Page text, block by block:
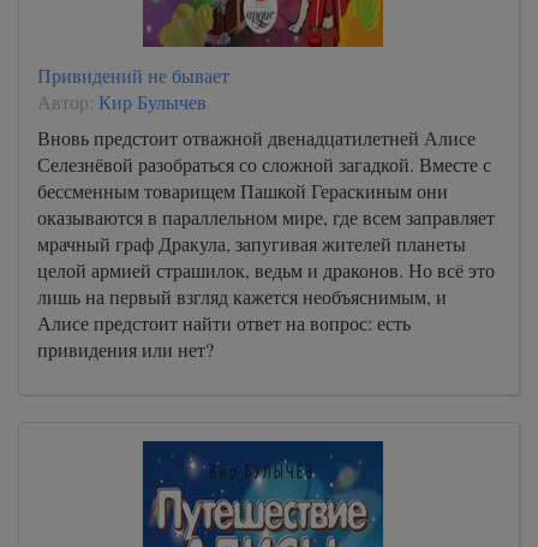
Привидений не бывает
Автор: Кир Булычев
Вновь предстоит отважной двенадцатилетней Алисе
Селезнёвой разобраться со сложной загадкой. Вместе с
бессменным товарищем Пашкой Гераскиным они
оказываются в параллельном мире, где всем заправляет
мрачный граф Дракула, запугивая жителей планеты
целой армией страшилок, ведьм и драконов. Но всё это
лишь на первый взгляд кажется необъяснимым, и
Алисе предстоит найти ответ на вопрос: есть
привидения или нет?